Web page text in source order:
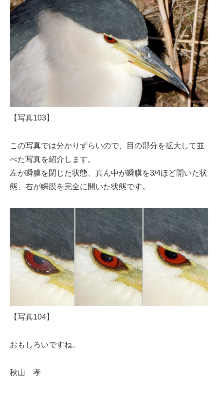
【写真103】
この写真では分かりずらいので、目の部分を拡大して並
べた写真を紹介します。
左が瞬膜を閉じた状態、真ん中が瞬膜を3/4ほど開いた状
態、右が瞬膜を完全に開いた状態です。
【写真104】
おもしろいですね。
秋山 孝